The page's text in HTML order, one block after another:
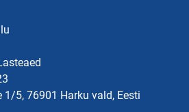
1/5, 76901 Harku vald, Eesti